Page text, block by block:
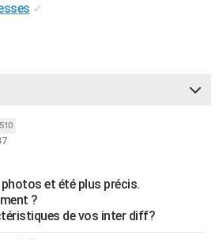
✓
et été plus précis.
?
de vos inter diff?